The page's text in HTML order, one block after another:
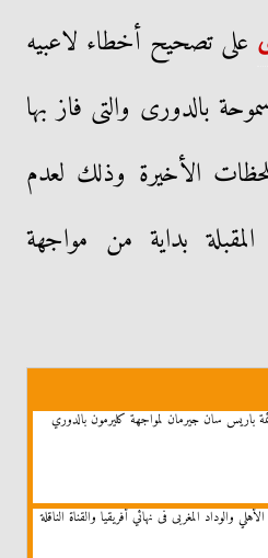
على تصحيح أخطاء لاعبيه
بالدورى والتى فاز بها
الأخيرة وذلك لعدم
بداية من مواجهة
باريس سان جيرمان لمواجهة كليرمون بالدوري
والوداد المغربى فى نهائي أفريقيا والقناة الناقلة